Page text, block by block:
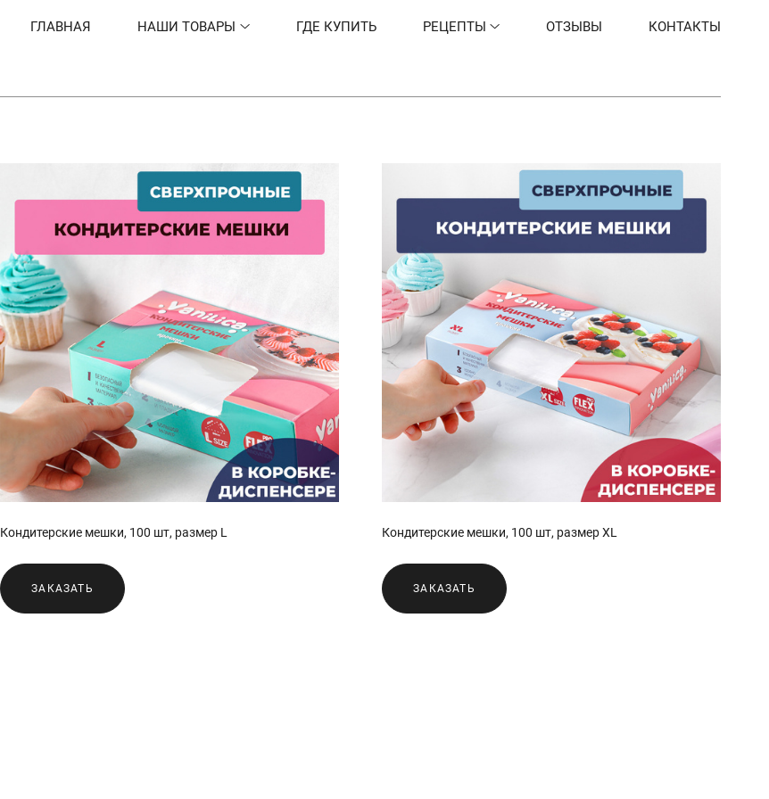
ГЛАВНАЯ НАШИ ТОВАРЫ ГДЕ КУПИТЬ РЕЦЕПТЫ ОТЗЫВЫ КОНТАКТЫ
Кондитерские мешки, 100 шт, размер L
ЗАКАЗАТЬ
Кондитерские мешки, 100 шт, размер XL
ЗАКАЗАТЬ